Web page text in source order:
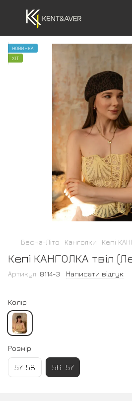
НОВИНКА
ХІТ
Весна-Літо Канголки Кепі
Кепі КАНГОЛКА твіл
Артикул: 8114-3 Написати відгук
Колір
Розмір
57-58 56-57